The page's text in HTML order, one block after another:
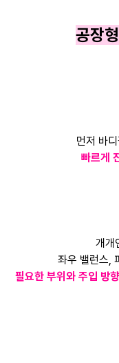
공장
먼저 바
빠르게
개개
좌우 밸런스,
필요한 부위와 주입 방